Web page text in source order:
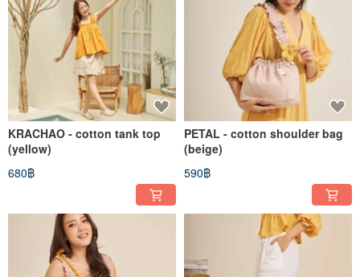
KRACHAO - cotton tank top
(yellow)
680฿
PETAL - cotton shoulder bag
(beige)
590฿